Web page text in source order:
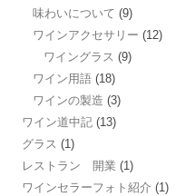
味わいについて (9)
ワインアクセサリー (12)
ワイングラス (9)
ワイン用語 (18)
ワインの製造 (3)
ワイン道中記 (13)
グラス (1)
レストラン 開業 (1)
ワインセラーフォト紹介 (1)